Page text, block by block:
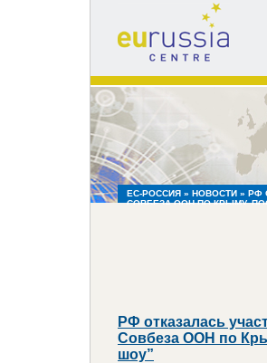
eurussia
centre
ЕС-РОССИЯ » НОВОСТИ » РФ
СОВБЕЗА ООН ПО КРЫМУ,
РФ отказалась
Совбеза ООН по
шоу”